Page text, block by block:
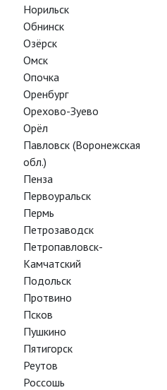
Норильск
Обнинск
Озёрск
Омск
Опочка
Оренбург
Орехово-Зуево
Орёл
Павловск (Воронежская
обл.)
Пенза
Первоуральск
Пермь
Петрозаводск
Петропавловск-
Камчатский
Подольск
Протвино
Псков
Пушкино
Пятигорск
Реутов
Россошь